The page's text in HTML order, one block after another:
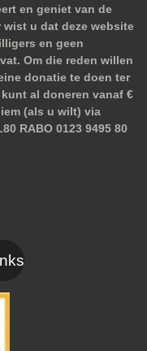
en geniet van de
wist u dat deze website
en geen
Om die reden willen
donatie te doen ter
al doneren vanaf €
(als u wilt) via
RABO 0123 9495 80